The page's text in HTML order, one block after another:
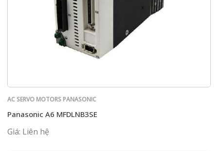
AC SERVO MOTORS PANASONIC
Panasonic A6 MFDLNB3SE
Giá: Liên hệ